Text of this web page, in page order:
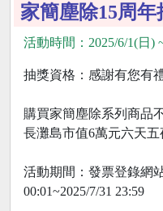
家簡塵除15周年
活動時間：2025/6/1(日)
抽獎資格：感謝有您有
購買家簡塵除系列商品
長灘島市值6萬元六天五
活動期間：發票登錄網
00:01~2025/7/31 23:59